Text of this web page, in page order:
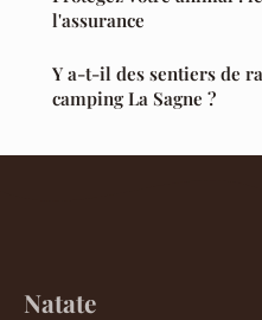
l'assurance
Y a-t-il des sentiers de
camping La Sagne ?
Natate